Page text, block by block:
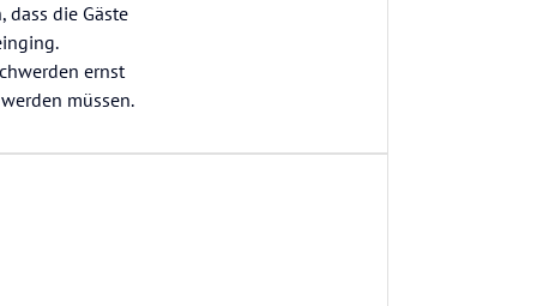
die Gäste
ernst
müssen.